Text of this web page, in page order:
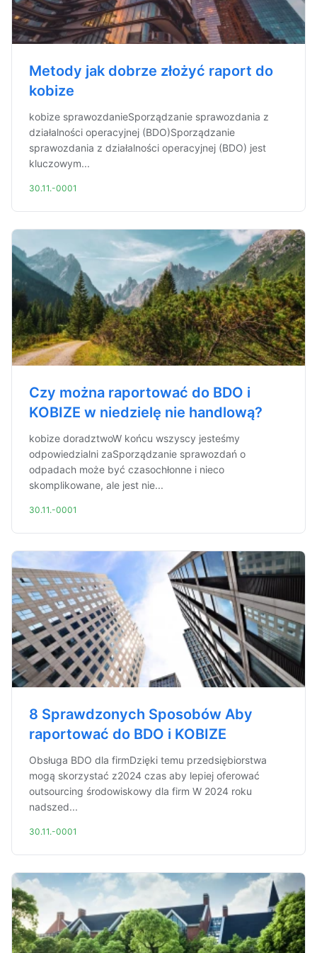
Metody jak dobrze złożyć raport do
kobize
kobize sprawozdanieSporządzanie sprawozdania z
działalności operacyjnej (BDO)Sporządzanie
sprawozdania z działalności operacyjnej (BDO) jest
kluczowym...
30.11.-0001
Czy można raportować do BDO i
KOBIZE w niedzielę nie handlową?
kobize doradztwoW końcu wszyscy jesteśmy
odpowiedzialni zaSporządzanie sprawozdań o
odpadach może być czasochłonne i nieco
skomplikowane, ale jest nie...
30.11.-0001
8 Sprawdzonych Sposobów Aby
raportować do BDO i KOBIZE
Obsługa BDO dla firmDzięki temu przedsiębiorstwa
mogą skorzystać z2024 czas aby lepiej oferować
outsourcing środowiskowy dla firm W 2024 roku
nadszed...
30.11.-0001